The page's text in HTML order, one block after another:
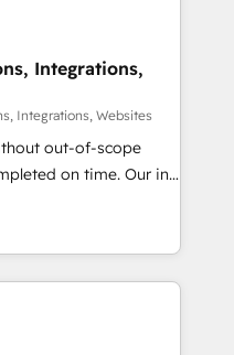
without data loss or
efficiency. 🔹
with your tech stack
certified, reinforcing
and compliance. At
Integrations,
Integrations, Websites
out-of-scope
on time. Our in-
experts,
handles all
15+ different CRMs
✨ CS: Clients